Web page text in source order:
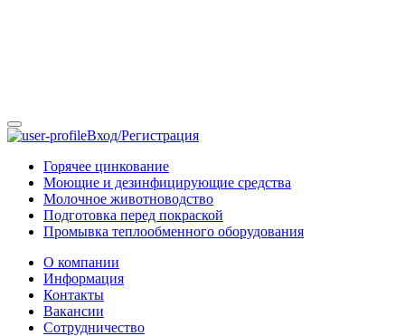
Вход/Регистрация
Горячее цинкование
Моющие и дезинфицирующие средства
Молочное животноводство
Подготовка перед покраской
Промывка теплообменного оборудования
О компании
Информация
Контакты
Вакансии
Сотрудничество